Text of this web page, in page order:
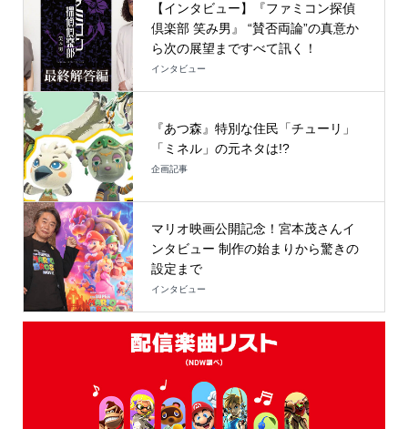
【インタビュー】『ファミコン探偵
倶楽部 笑み男』 “賛否両論”の真意か
ら次の展望まですべて訊く！
インタビュー
『あつ森』特別な住民「チューリ」
「ミネル」の元ネタは!?
企画記事
マリオ映画公開記念！宮本茂さんイ
ンタビュー 制作の始まりから驚きの
設定まで
インタビュー